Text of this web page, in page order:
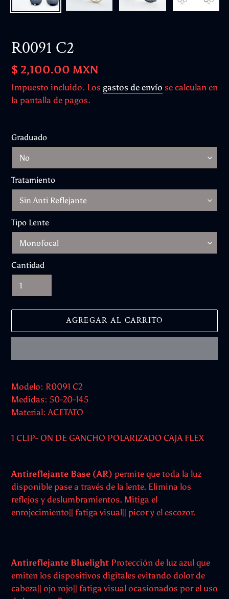
R0091 C2
Precio
habitual
$ 2,100.00 MXN
Impuesto incluido. Los gastos de envío se calculan en
la pantalla de pagos.
Graduado
Tratamiento
Tipo Lente
Cantidad
AGREGAR AL CARRITO
el
producto
a
carrito
Modelo: R0091 C2
Medidas: 50-20-145
Material: ACETATO
1 CLIP- ON DE GANCHO POLARIZADO CAJA FLEX
Antireflejante Base (AR) permite que toda la luz
disponible pase a través de la lente. Elimina los
reflejos y deslumbramientos. Mitiga el
enrojecimiento|| fatiga visual|| picor y el escozor.
Antireflejante Bluelight Protección de luz azul que
emiten los dispositivos digitales evitando dolor de
cabeza|| ojo rojo|| fatiga visual ocasionados por el uso